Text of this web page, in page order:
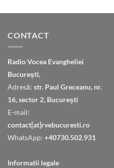
CONTACT
Radio Vocea Evangheliei
București,
Adresă: str. Paul Greceanu, nr.
16, sector 2, București
E-mail:
contact[at]rvebucuresti.ro
WhatsApp: +40730.502.931
Informatii legale